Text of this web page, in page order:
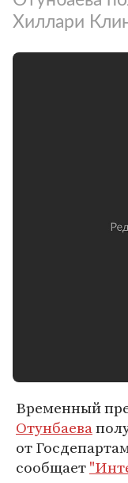
Хиллари
Временный
Отунбаева
от
сообщает